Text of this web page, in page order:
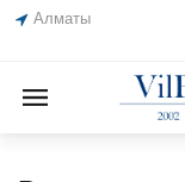
Алматы